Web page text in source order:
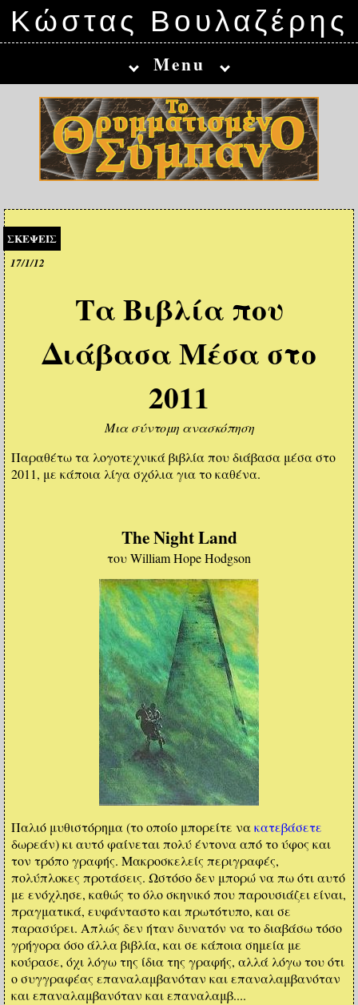
Κώστας Βουλαζέρης
Menu
ΣΚΕΨΕΙΣ
17/1/12
Τα Βιβλία που
Διάβασα Μέσα στο
2011
Μια σύντομη ανασκόπηση
Παραθέτω τα λογοτεχνικά βιβλία που διάβασα μέσα στο
2011, με κάποια λίγα σχόλια για το καθένα.
The Night Land
του William Hope Hodgson
Παλιό μυθιστόρημα (το οποίο μπορείτε νακατεβάσετε
δωρεάν) κι αυτό φαίνεται πολύ έντονα από το ύφος και
τον τρόπο γραφής. Μακροσκελείς περιγραφές,
πολύπλοκες προτάσεις. Ωστόσο δεν μπορώ να πω ότι αυτό
με ενόχλησε, καθώς το όλο σκηνικό που παρουσιάζει είναι,
πραγματικά, ευφάνταστο και πρωτότυπο, και σε
παρασύρει. Απλώς δεν ήταν δυνατόν να το διαβάσω τόσο
γρήγορα όσο άλλα βιβλία, και σε κάποια σημεία με
κούρασε, όχι λόγω της ίδια της γραφής, αλλά λόγω του ότι
ο συγγραφέας επαναλαμβανόταν και επαναλαμβανόταν
και επαναλαμβανόταν και επαναλαμβ....